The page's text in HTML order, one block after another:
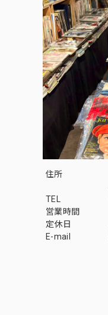
住所
TEL
営業時間
定休日
E-mail